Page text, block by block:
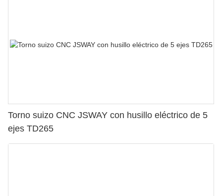
Torno suizo CNC JSWAY con husillo eléctrico de 5
ejes TD265